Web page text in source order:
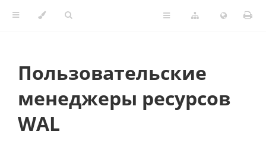
Пользовательские
менеджеры ресурсов
WAL